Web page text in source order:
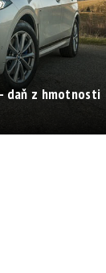
daň z hmotnosti